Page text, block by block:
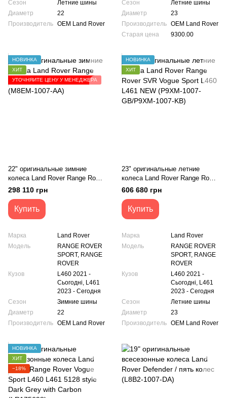
Сезон
Летние шины
Диаметр
22
Производитель OEM Land Rover
Сезон
Летние шины
Диаметр
23
Производитель OEM Land Rover
Старая цена
9300.00
НОВИНКА
ХИТ
УТОЧНЯЙТЕ ЦЕНУ У МЕНЕДЖЕРА
22" оригинальные зимние
колеса Land Rover Range Rover
L460 L461 1072 style (M8EM-
298 110 грн
Купить
Марка
Land Rover
Модель
RANGE ROVER
SPORT, RANGE
ROVER
Кузов
L460 2021 -
Сьогодні, L461
2023 - Сегодня
Сезон
Зимние шины
Диаметр
22
Производитель OEM Land Rover
НОВИНКА
ХИТ
23" оригинальные летние
колеса Land Rover Range Rover
SVR Vogue Sport L460 L461
NEW (P9XM-1007-GB/P9XM-
1007-KB)
606 680 грн
Купить
Марка
Land Rover
Модель
RANGE ROVER
SPORT, RANGE
ROVER
Кузов
L460 2021 -
Сьогодні, L461
2023 - Сегодня
Сезон
Летние шины
Диаметр
23
Производитель OEM Land Rover
НОВИНКА
ХИТ
−18%